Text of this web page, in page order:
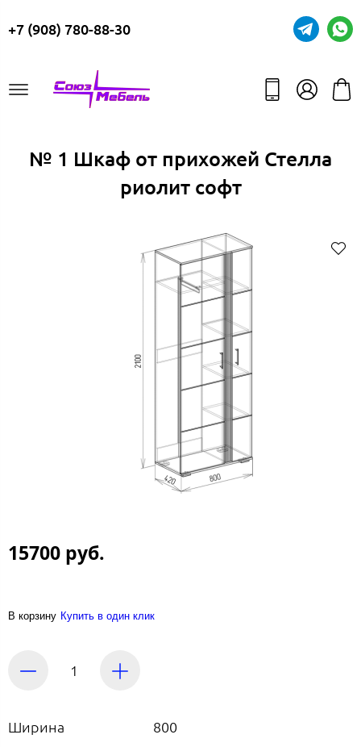
+7 (908) 780-88-30
№ 1 Шкаф от прихожей Стелла
риолит софт
15700 руб.
В корзину Купить в один клик
Ширина
800